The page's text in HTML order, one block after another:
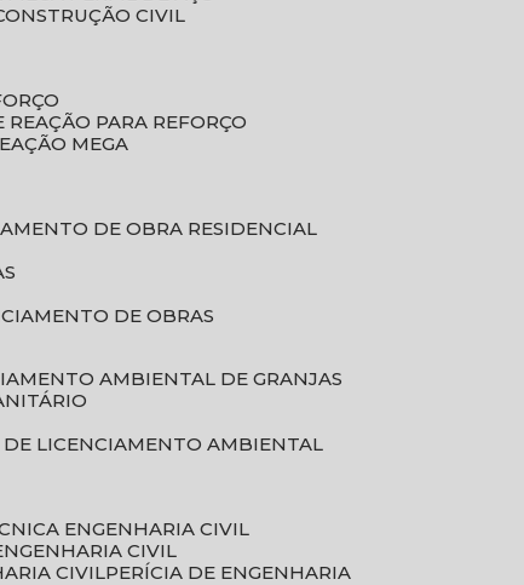
CIVIL
REAÇÃO PARA REFORÇO
MEGA
DE OBRA RESIDENCIAL
DE OBRAS
AMBIENTAL DE GRANJAS
DE LICENCIAMENTO AMBIENTAL
ENGENHARIA CIVIL
CIVIL
CIVIL
PERÍCIA DE ENGENHARIA